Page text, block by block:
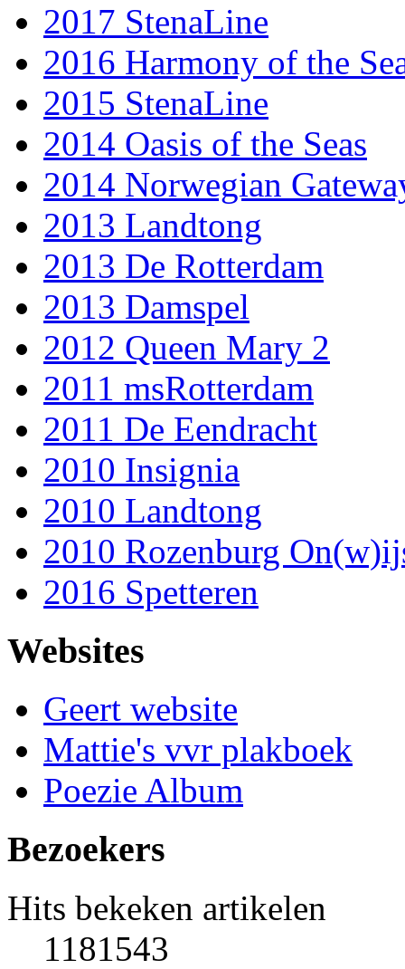
2017 StenaLine
2016 Harmony of the
2015 StenaLine
2014 Oasis of the Seas
2014 Norwegian
2013 Landtong
2013 De Rotterdam
2013 Damspel
2012 Queen Mary 2
2011 msRotterdam
2011 De Eendracht
2010 Insignia
2010 Landtong
2010 Rozenburg
2016 Spetteren
Websites
Geert website
Mattie's vvr plakboek
Poezie Album
Bezoekers
Hits bekeken artikelen
1181543